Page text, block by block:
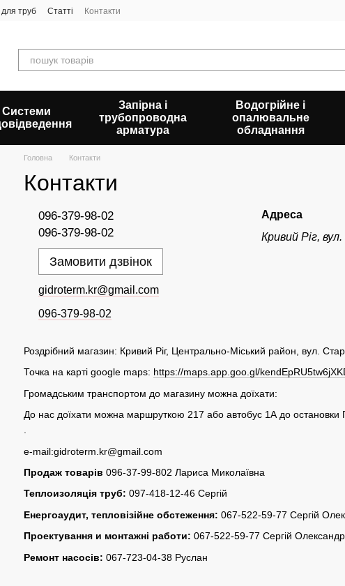
для труб Статті Контакти
Системи
Запірна і
трубопроводна
арматура
Водогрійне і
опалювальне
обладнання
Головна Контакти
Контакти
096-379-98-02
096-379-98-02
Замовити дзвінок
gidroterm.kr@gmail.com
096-379-98-02
Адреса
Кривий Ріг,
Роздрібний магазин: Кривий Ріг, Центрально-Міський район, вул.
Точка на карті google maps: https://maps.app.goo.gl/
Громадським транспортом до магазину можна доїхати:
До нас доїхати можна маршруткою 217 або автобус 1А до
e-mail:gidroterm.kr@gmail.com
Продаж товарів 096-37-99-802 Лариса Миколаївна
Теплоизоляція труб: 097-418-12-46 Сергій
Енергоаудит, тепловізійне обстеження: 067-522-59-77 Сергій
Проектування и монтажні работи: 067-522-59-77 Сергій
Ремонт насосів: 067-723-04-38 Руслан